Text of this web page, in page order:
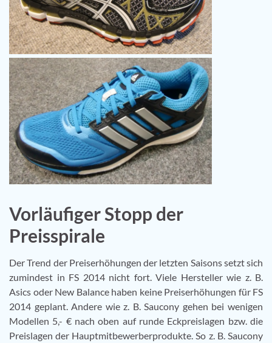
Vorläufiger Stopp der
Preisspirale
Der Trend der Preiserhöhungen der letzten Saisons setzt sich
zumindest in FS 2014 nicht fort. Viele Hersteller wie z. B.
Asics oder New Balance haben keine Preiserhöhungen für FS
2014 geplant. Andere wie z. B. Saucony gehen bei wenigen
Modellen 5,- € nach oben auf runde Eckpreislagen bzw. die
Preislagen der Hauptmitbewerberprodukte. So z. B. Saucony